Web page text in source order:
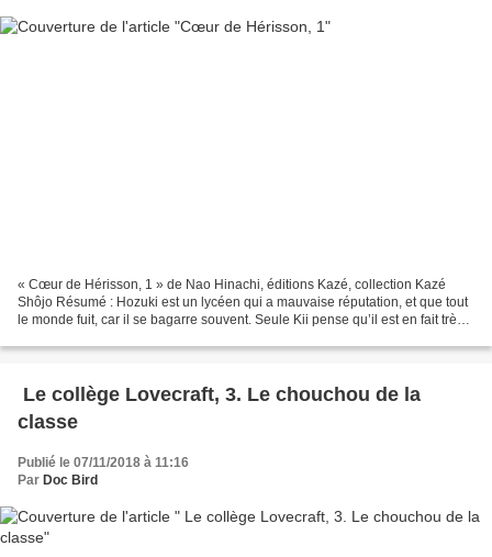
« Cœur de Hérisson, 1 » de Nao Hinachi, éditions Kazé, collection Kazé
Shôjo Résumé : Hozuki est un lycéen qui a mauvaise réputation, et que tout
le monde fuit, car il se bagarre souvent. Seule Kii pense qu’il est en fait très
Le collège Lovecraft, 3. Le chouchou de la
classe
Publié le 07/11/2018 à 11:16
Par Doc Bird